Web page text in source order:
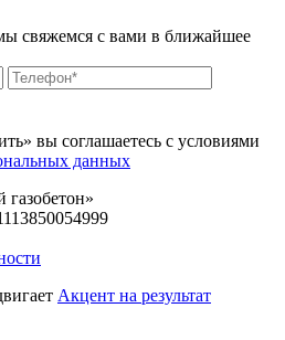
свяжемся с вами в ближайшее
вы соглашаетесь с условиями
данных
Акцент на результат